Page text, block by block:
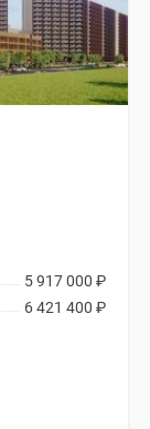
5 917 000 ₽
6 421 400 ₽